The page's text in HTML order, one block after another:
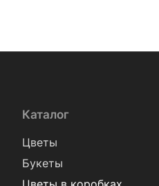
Каталог
Цветы
Букеты